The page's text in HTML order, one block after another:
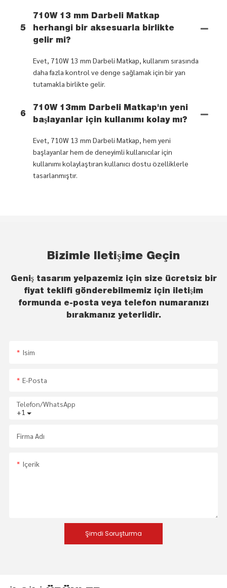
5
710W 13 mm Darbeli Matkap
herhangi bir aksesuarla birlikte
gelir mi?
Evet, 710W 13 mm Darbeli Matkap, kullanım sırasında
daha fazla kontrol ve denge sağlamak için bir yan
tutamakla birlikte gelir.
6
710W 13mm Darbeli Matkap'ın yeni
başlayanlar için kullanımı kolay mı?
Evet, 710W 13 mm Darbeli Matkap, hem yeni
başlayanlar hem de deneyimli kullanıcılar için
kullanımı kolaylaştıran kullanıcı dostu özelliklerle
tasarlanmıştır.
Bizimle Iletişime Geçin
Geniş tasarım yelpazemiz için size ücretsiz bir
fiyat teklifi gönderebilmemiz için iletişim
formunda e-posta veya telefon numaranızı
bırakmanız yeterlidir.
Isim
E-Posta
+1
Telefon/WhatsApp
Firma Adı
Içerik
Şimdi Soruşturma